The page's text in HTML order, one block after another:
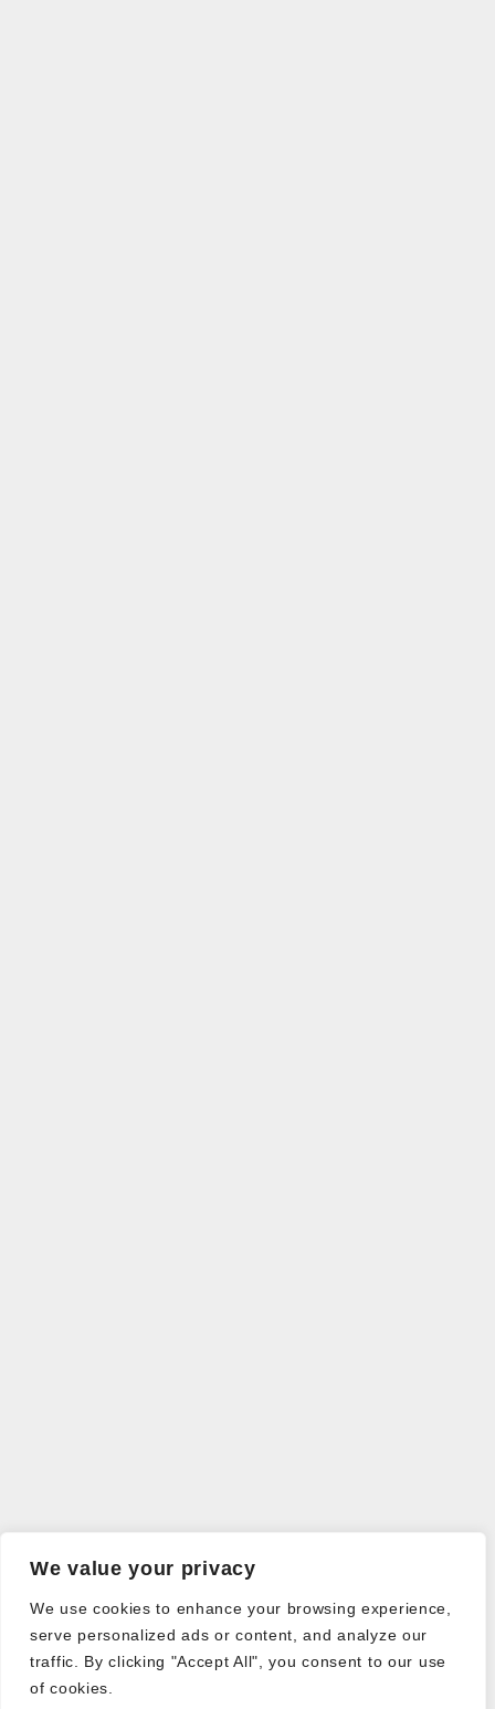
We value your privacy
We use cookies to enhance your browsing experience,
serve personalized ads or content, and analyze our
traffic. By clicking "Accept All", you consent to our use
of cookies.